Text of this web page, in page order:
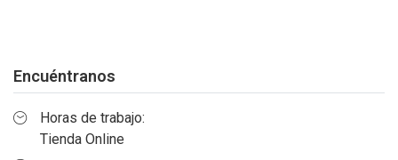
Encuéntranos
Horas de trabajo:
Tienda Online